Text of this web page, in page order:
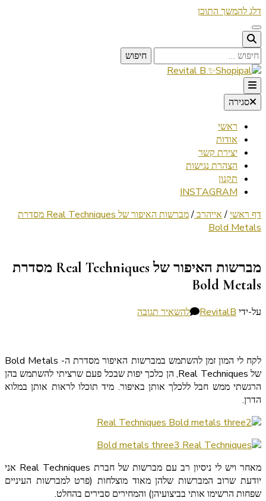
דלג להמשך התוכן
חיפוש:
Revital B.✨Shopipal
Lifestyle ✦ Beauty ✦ Vegan ✦ Travel
סגירה
ראשי
אודות
יצירת קשר
הצהרת נגישות
תקנון
INSTAGRAM
דף ראשי/ אייהרב/
מברשות האיפור של Real Techniques מסדרת
Bold Metals
מברשות האיפור של Real Techniques מסדרת
Bold Metals
על-ידי RevitalB להשאיר תגובהבנושא
Real
Techniques
מסדרת
Metals
לקח לי המון זמן להשתמש במברשות האיפור מסדרת ה- Bold Metals
של Real Techniques, הן כלכך יפות שבכל פעם שרציתי להשתמש בהן
הרגשתי ממש חבל ללכלך אותן באיפור. מיד תוכלו לראות אותן במלוא
הדרן.
מאחר ויש לי ניסיון רב עם מברשות של חברת Real Techniques אני
יודעת שרוב המברשות שלהן מאוד מוצלחות (פרט למברשות העיניים
שפחות הרשימו אותי בביצועיהן) והמחירים סבירים בהחלט.